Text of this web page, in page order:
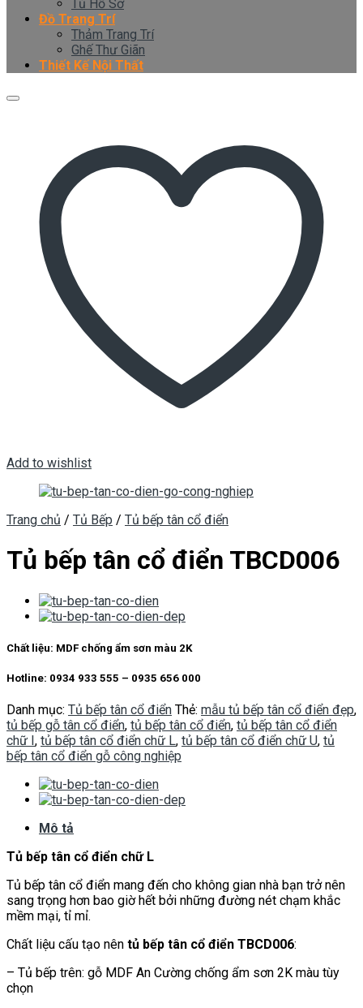
Tủ Hồ Sơ
Đồ Trang Trí
Thảm Trang Trí
Ghế Thư Giãn
Thiết Kế Nội Thất
Add to wishlist
Trang chủ / Tủ Bếp / Tủ bếp tân cổ điển
Tủ bếp tân cổ điển TBCD006
Chất liệu: MDF chống ẩm sơn màu 2K
Hotline: 0934 933 555 – 0935 656 000
Danh mục: Tủ bếp tân cổ điển Thẻ: mẫu tủ bếp tân cổ điển đẹp,
tủ bếp gỗ tân cổ điển, tủ bếp tân cổ điển, tủ bếp tân cổ điển
chữ I , tủ bếp tân cổ điển chữ L, tủ bếp tân cổ điển chữ U, tủ
bếp tân cổ điển gỗ công nghiệp
Mô tả
Tủ bếp tân cổ điển chữ L
Tủ bếp tân cổ điển mang đến cho không gian nhà bạn trở nên
sang trọng hơn bao giờ hết bởi những đường nét chạm khắc
mềm mại, tỉ mỉ.
Chất liệu cấu tạo nên tủ bếp tân cổ điển TBCD006:
– Tủ bếp trên: gỗ MDF An Cường chống ẩm sơn 2K màu tùy
chọn